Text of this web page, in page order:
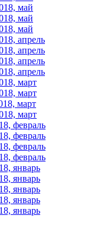
май
май
май
апрель
апрель
апрель
апрель
март
март
март
март
февраль
февраль
февраль
февраль
январь
январь
январь
январь
январь